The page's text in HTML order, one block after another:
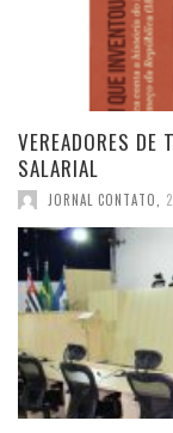
VEREADORES DE
SALARIAL
JORNAL CONTATO,